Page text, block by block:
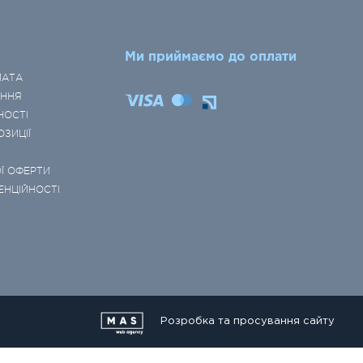
ОФЕРТИ
Ми приймаємо до оплати
Розробка та просування сайту